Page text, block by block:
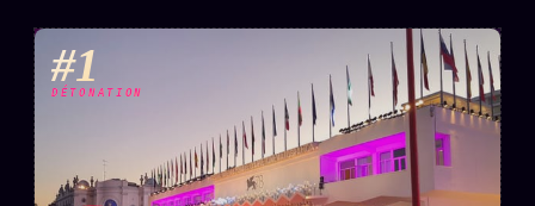
#1
DÉTONATION